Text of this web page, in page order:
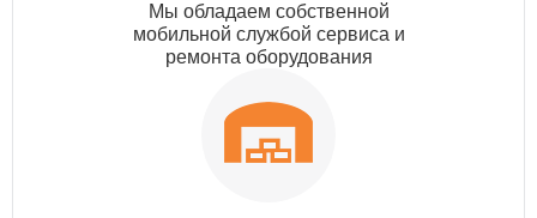
Мы обладаем собственной
мобильной службой сервиса и
ремонта оборудования